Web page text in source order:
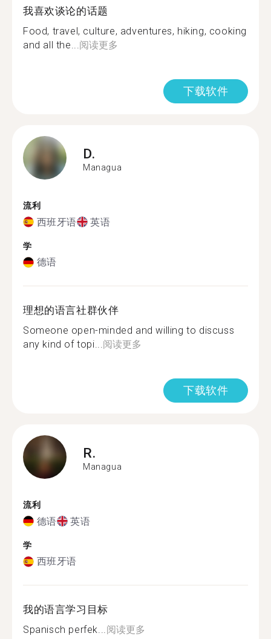
我喜欢谈论的话题
Food, travel, culture, adventures, hiking, cooking
and all the...阅读更多
下载软件
D.
Managua
流利
西班牙语 英语
学
德语
理想的语言社群伙伴
Someone open-minded and willing to discuss
any kind of topi...阅读更多
下载软件
R.
Managua
流利
德语 英语
学
西班牙语
我的语言学习目标
Spanisch perfek...阅读更多